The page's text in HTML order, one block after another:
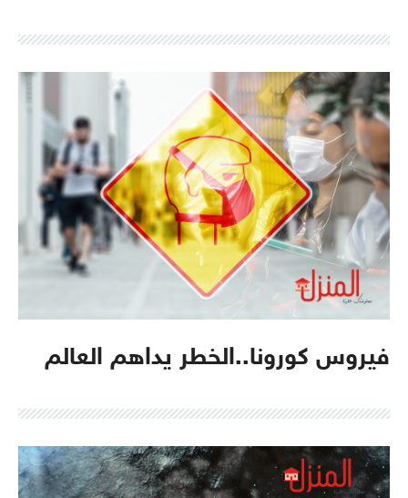
فيروس كورونا..الخطر يداهم العالم